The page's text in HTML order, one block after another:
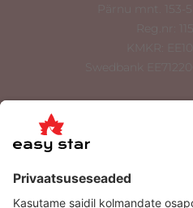
Pärnu mnt. 153-
Reg.nr:
KMKR:
Swedbank